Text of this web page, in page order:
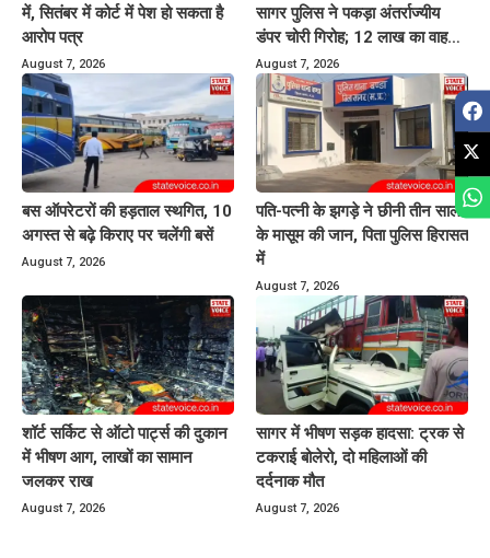
में, सितंबर में कोर्ट में पेश हो सकता है
आरोप पत्र
August 7, 2026
सागर पुलिस ने पकड़ा अंतर्राज्यीय
डंपर चोरी गिरोह; 12 लाख का वाहन
बरामद
August 7, 2026
बस ऑपरेटरों की हड़ताल स्थगित, 10
अगस्त से बढ़े किराए पर चलेंगी बसें
August 7, 2026
पति-पत्नी के झगड़े ने छीनी तीन साल
के मासूम की जान, पिता पुलिस हिरासत
में
August 7, 2026
शॉर्ट सर्किट से ऑटो पार्ट्स की दुकान
में भीषण आग, लाखों का सामान
जलकर राख
August 7, 2026
सागर में भीषण सड़क हादसा: ट्रक से
टकराई बोलेरो, दो महिलाओं की
दर्दनाक मौत
August 7, 2026